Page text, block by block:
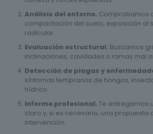
Análisis del entorno. Comprobamos
compactación del suelo, exposición al
radicular.
Evaluación estructural. Buscamos
inclinaciones, cavidades o ramas mal
Detección de plagas y
síntomas tempranos de hongos,
hídrico.
Informe profesional. Te entregamos
claro y, si es necesario, una propuesta
intervención.